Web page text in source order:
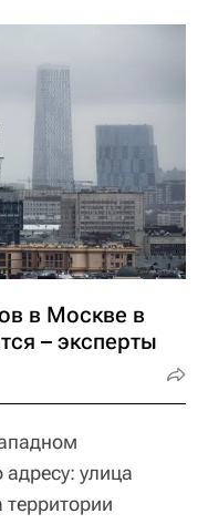
в Москве в
– эксперты
улица